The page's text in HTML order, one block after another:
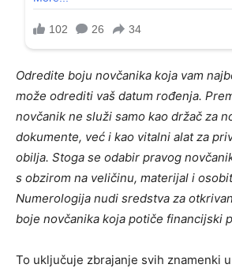
Odredite boju novčanika koja vam
može odrediti vaš datum rođenja.
novčanik ne služi samo kao držač za
dokumente, već i kao vitalni alat za
obilja. Stoga se odabir pravog
s obzirom na veličinu, materijal i
Numerologija nudi sredstva za
boje novčanika koja potiče financijski
To uključuje zbrajanje svih znamenki